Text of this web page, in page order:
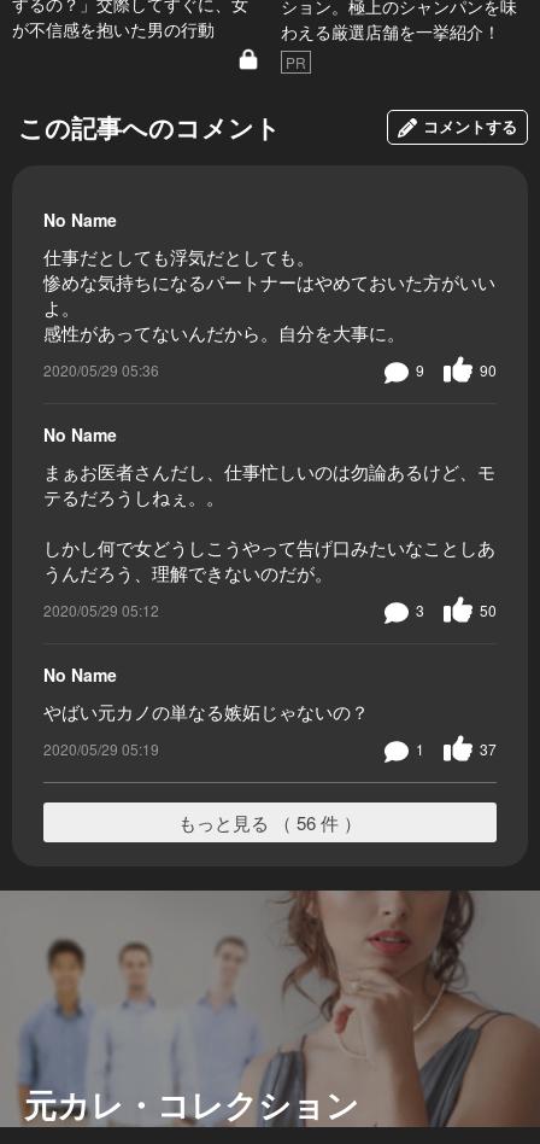
が不信感を抱いた男の行動
ション。極上のシャンパンを味
わえる厳選店舗を一挙紹介！
PR
この記事へのコメント コメントする
No Name
仕事だとしても浮気だとしても。
惨めな気持ちになるパートナーはやめておいた方がいい
よ。
感性があってないんだから。自分を大事に。
2020/05/29 05:36 90
9
No Name
まぁお医者さんだし、仕事忙しいのは勿論あるけど、モ
テるだろうしねぇ。。
しかし何で女どうしこうやって告げ口みたいなことしあ
うんだろう、理解できないのだが。
2020/05/29 05:12 50
3
No Name
やばい元カノの単なる嫉妬じゃないの？
2020/05/29 05:19 37
1
もっと見る （ 56 件 ）
元カレ・コレクション